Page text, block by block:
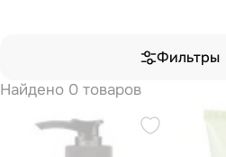
Фильтры
Найдено 0 товаров